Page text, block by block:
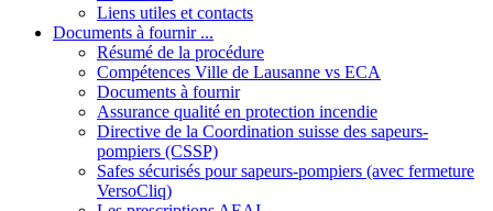
Liens utiles et contacts
Documents à fournir ...
Résumé de la procédure
Compétences Ville de Lausanne vs ECA
Documents à fournir
Assurance qualité en protection incendie
Directive de la Coordination suisse des sapeurs-
pompiers (CSSP)
Safes sécurisés pour sapeurs-pompiers (avec fermeture
VersoCliq)